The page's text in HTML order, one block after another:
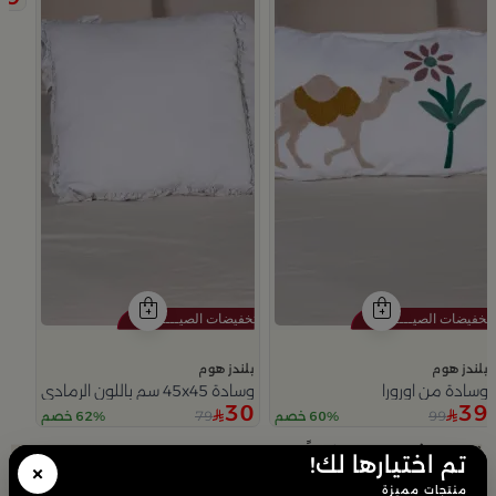
× تم اختيارها لك!
منتجات مميزة
بلندز هوم
وسادة من اورورا
39
99 60% خصم
بلندز هوم
وسادة 45x45 سم باللون الرمادي من ماريلا
30
79 62% خصم
Slide 1 of 4